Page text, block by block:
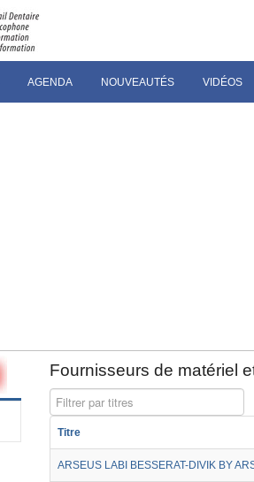
AGENDA NOUVEAUTÉS VIDÉOS
Fournisseurs de matériel
Filtrer par titres
Titre
ARSEUS LABI BESSERAT-DIVIK BY